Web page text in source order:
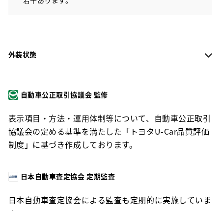
外装状態
自動車公正取引協議会 監修
表示項目・方法・運用体制等について、自動車公正取引
協議会の定める基準を満たした「トヨタU-Car品質評価
制度」に基づき作成しております。
日本自動車査定協会 定期監査
日本自動車査定協会による監査も定期的に実施していま